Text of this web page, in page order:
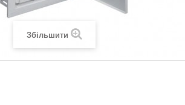
Збільшити